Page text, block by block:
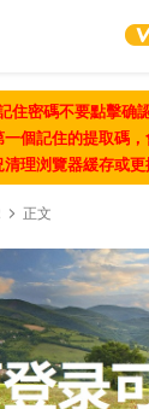
住密碼不要點擊确
個記住的提取碼，
理浏覽器緩存或更
正文